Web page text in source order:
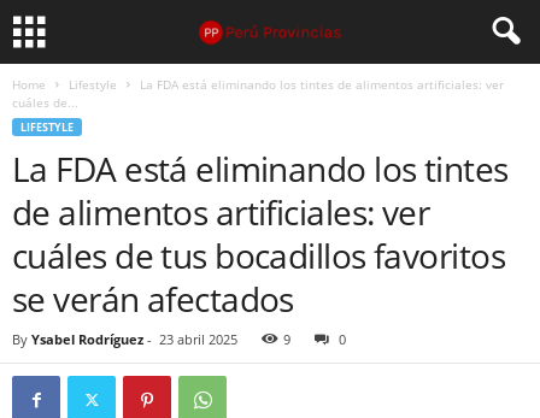
Home Lifestyle
La FDA está eliminando los tintes de alimentos artificiales: ver
cuáles de...
LIFESTYLE
La FDA está eliminando los tintes
de alimentos artificiales: ver
cuáles de tus bocadillos favoritos
se verán afectados
By Ysabel Rodríguez - 23 abril 2025 9 0